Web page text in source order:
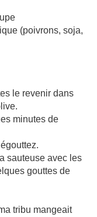
(poivrons, soja,
le revenir dans
minutes de
sauteuse avec les
gouttes de
tribu mangeait